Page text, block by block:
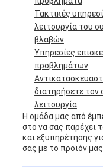
Τακτικές
λειτουργία του
βλαβών
Υπηρεσίες
προβλημάτων
διατηρήσετε τον
λειτουργία
Η ομάδα μας από
στο να σας παρέχει
και εξυπηρέτησης
σας με το προϊόν